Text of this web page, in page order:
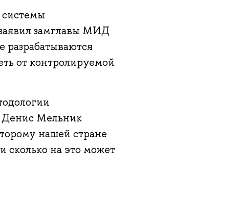
системы
замглавы МИД
разрабатываются
от контролируемой
Денис Мельник
нашей стране
сколько на это может